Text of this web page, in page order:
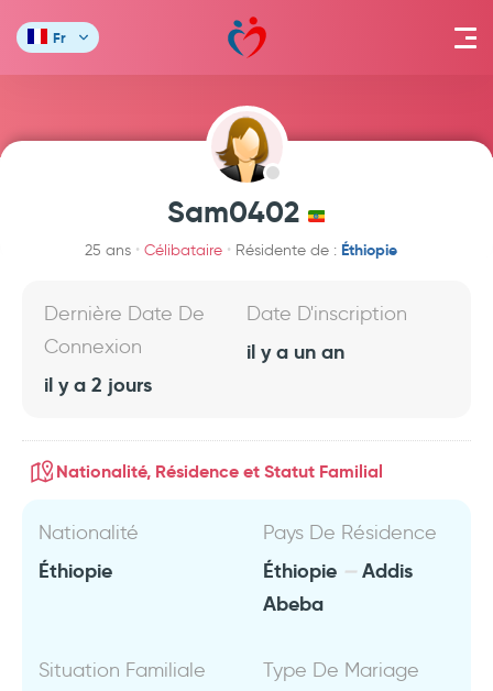
Fr
Sam0402
25 ans Célibataire Résidente de : Éthiopie
Dernière Date De
Connexion
il y a 2 jours
Date D'inscription
il y a un an
Nationalité, Résidence et Statut Familial
Nationalité
Éthiopie
Pays De Résidence
Éthiopie
Addis
Abeba
Situation Familiale Type De Mariage